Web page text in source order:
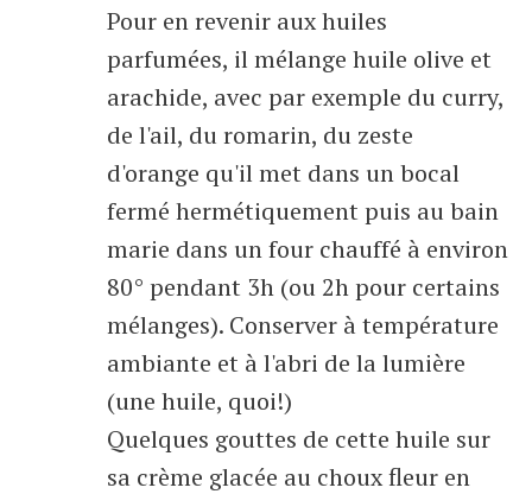
Pour en revenir aux huiles
parfumées, il mélange huile olive et
arachide, avec par exemple du curry,
de l'ail, du romarin, du zeste
d'orange qu'il met dans un bocal
fermé hermétiquement puis au bain
marie dans un four chauffé à environ
80° pendant 3h (ou 2h pour certains
mélanges). Conserver à température
ambiante et à l'abri de la lumière
(une huile, quoi!)
Quelques gouttes de cette huile sur
sa crème glacée au choux fleur en